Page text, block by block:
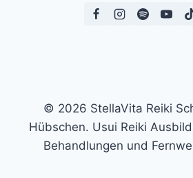
© 2026 StellaVita Reiki
Hübschen. Usui Reiki
Behandlungen und